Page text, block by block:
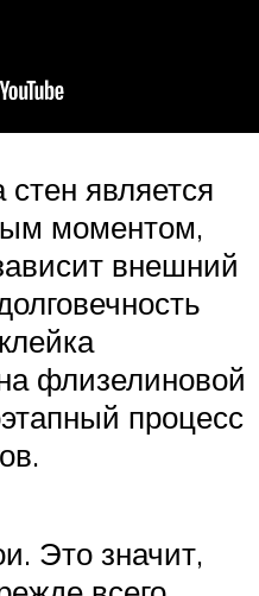
является
моментом,
внешний
флизелиновой
процесс
Это значит,